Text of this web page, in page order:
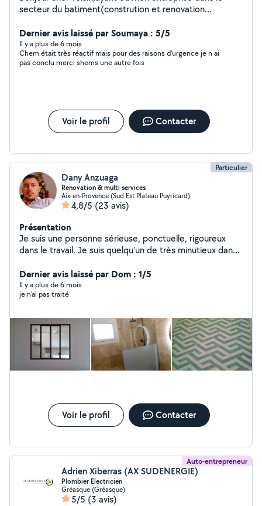
secteur du batiment(constrution et renovation
necessaires a l’endemble de vos besoins. je suis
polyvalent bricolage divers,meuble mecanique
Dernier avis laissé par Soumaya : 5/5
Il y a plus de 6 mois
Chem était très réactif mais pour des raisons d'urgence je n ai
pas conclu merci shems une autre fois
Voir le profil Contacter
Particulier
Dany Anzuaga
Renovation & multi services
Aix-en-Provence (Sud Est Plateau Puyricard)
4,8/5 (23 avis)
Présentation
Je suis une personne sérieuse, ponctuelle, rigoureux
dans le travail. Je suis quelqu'un de très minutieux dans
rénovation.
Dernier avis laissé par Dom : 1/5
Il y a plus de 6 mois
je n'ai pas traité
Voir le profil Contacter
Auto-entrepreneur
Adrien Xiberras (AX SUDENERGIE)
Plombier Electricien
Gréasque (Gréasque)
5/5 (3 avis)